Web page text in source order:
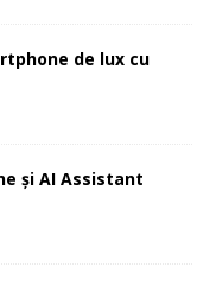
de lux cu
și AI Assistant